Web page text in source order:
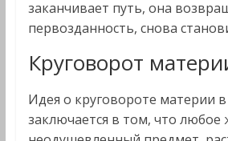
заканчивает путь, она
первозданность, снова
Круговорот
Идея о круговороте материи
заключается в том, что любое